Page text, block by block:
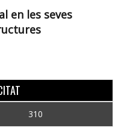
en les seves
310